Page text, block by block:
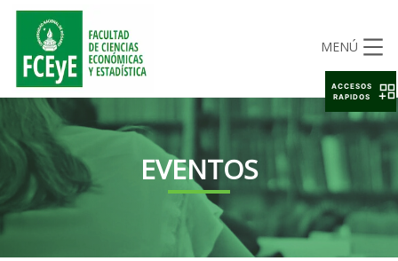
MENÚ
EVENTOS
ACCESOS
RAPIDOS